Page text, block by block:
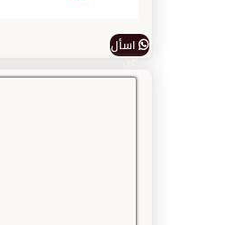
اسأل
عن
المنتج